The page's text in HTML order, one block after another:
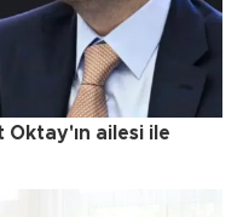
Oktay'ın ailesi ile